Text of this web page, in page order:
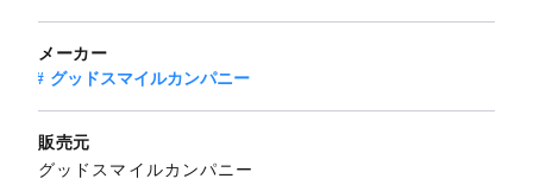
メーカー
グッドスマイルカンパニー
販売元
グッドスマイルカンパニー